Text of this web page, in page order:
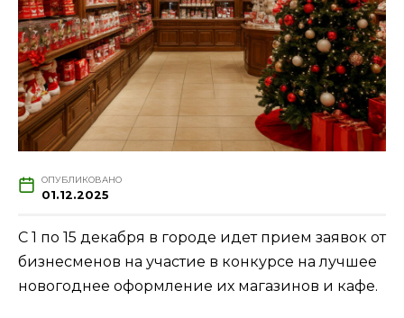
ОПУБЛИКОВАНО
01.12.2025
С 1 по 15 декабря в городе идет прием заявок от
бизнесменов на участие в конкурсе на лучшее
новогоднее оформление их магазинов и кафе.